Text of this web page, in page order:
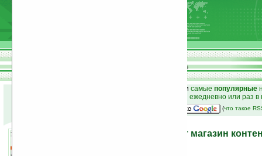
25
и самые популярные
на email ежедневно или раз
(что такое
Для ридеров iriver открыт магазин